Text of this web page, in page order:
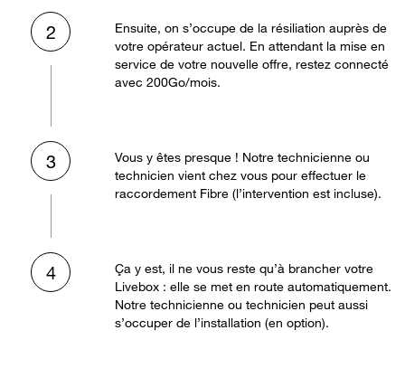
2
Ensuite, on s’occupe de la résiliation auprès de
votre opérateur actuel. En attendant la mise en
service de votre nouvelle offre, restez connecté
avec 200Go/mois.
3
Vous y êtes presque ! Notre technicienne ou
technicien vient chez vous pour effectuer le
raccordement Fibre (l’intervention est incluse).
4
Ça y est, il ne vous reste qu’à brancher votre
Livebox : elle se met en route automatiquement.
Notre technicienne ou technicien peut aussi
s’occuper de l’installation (en option).